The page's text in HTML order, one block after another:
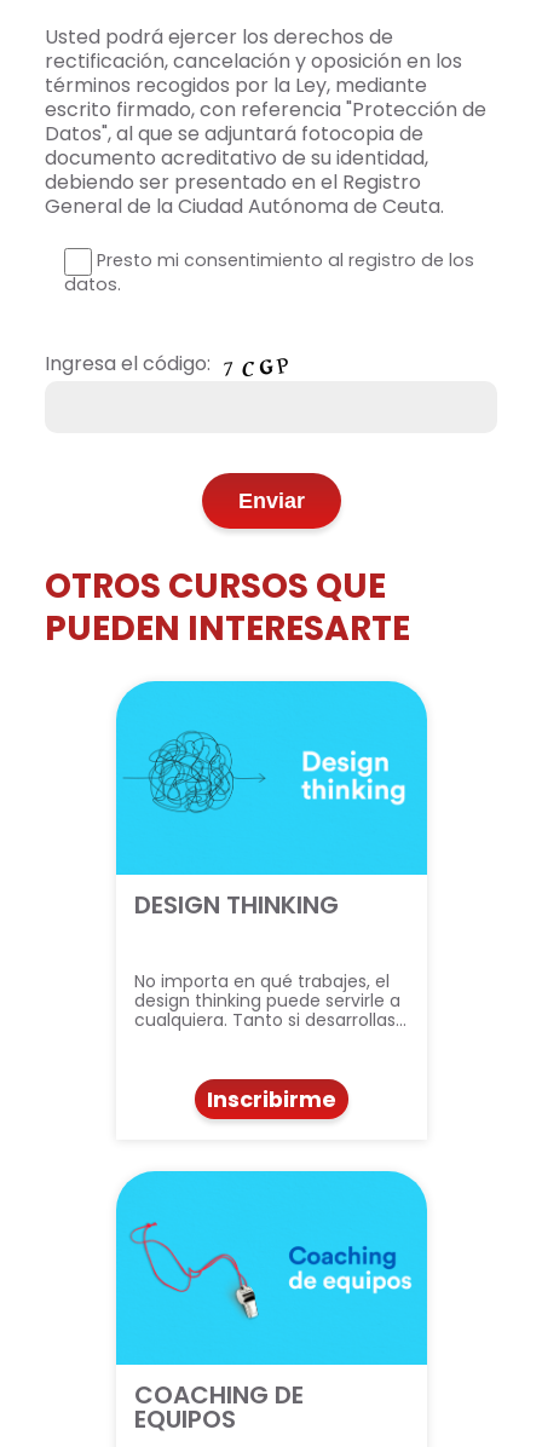
Usted podrá ejercer los derechos de
rectificación, cancelación y oposición en los
términos recogidos por la Ley, mediante
escrito firmado, con referencia "Protección de
Datos", al que se adjuntará fotocopia de
documento acreditativo de su identidad,
debiendo ser presentado en el Registro
General de la Ciudad Autónoma de Ceuta.
Presto mi consentimiento al registro de los
datos.
Ingresa el código:
OTROS CURSOS QUE
PUEDEN INTERESARTE
DESIGN THINKING
No importa en qué trabajes, el
design thinking puede servirle a
cualquiera. Tanto si desarrollas…
Inscribirme
COACHING DE
EQUIPOS